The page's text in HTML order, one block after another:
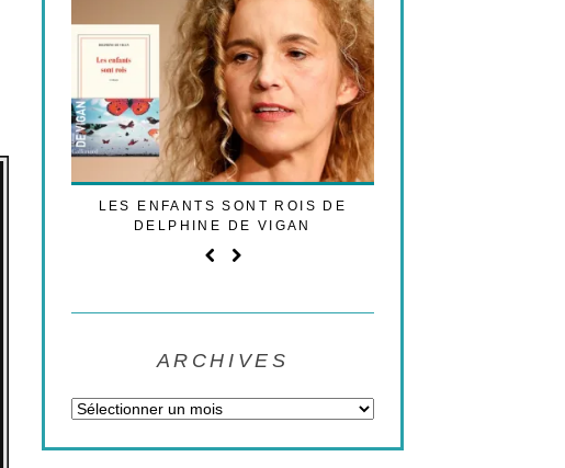
LES ENFANTS SONT ROIS DE
DELPHINE DE VIGAN
ARCHIVES
Archives